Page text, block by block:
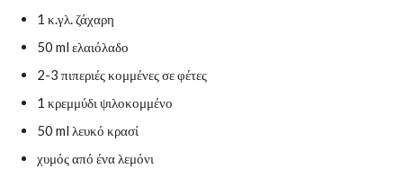
1 κ.γλ. ζάχαρη
50 ml ελαιόλαδο
2-3 πιπεριές κομμένες σε φέτες
1 κρεμμύδι ψιλοκομμένο
50 ml λευκό κρασί
χυμός από ένα λεμόνι